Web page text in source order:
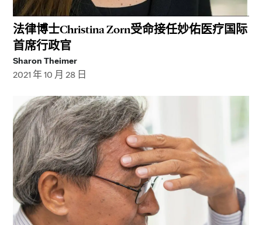
法律博士Christina Zorn受命接任妙佑医疗国际
首席行政官
Sharon Theimer
2021 年 10 月 28 日